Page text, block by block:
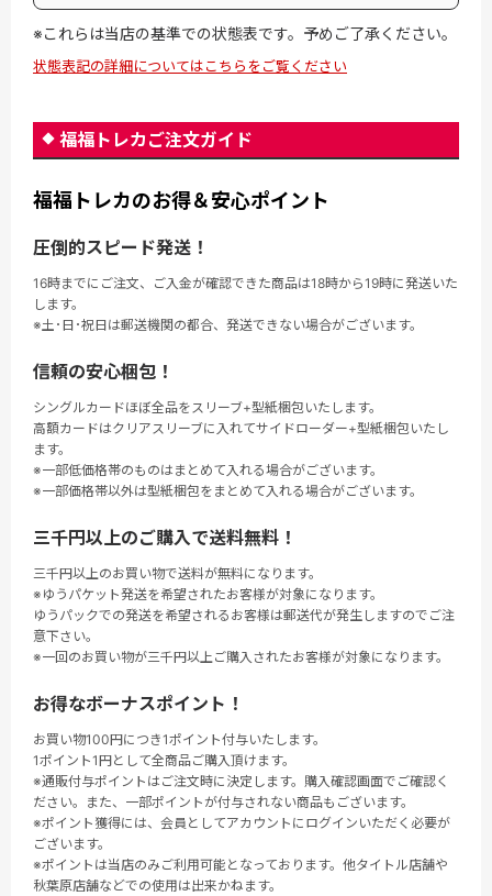
※これらは当店の基準での状態表です。予めご了承ください。
状態表記の詳細についてはこちらをご覧ください
福福トレカご注文ガイド
福福トレカのお得＆安心ポイント
圧倒的スピード発送！
16時までにご注文、ご入金が確認できた商品は18時から19時に発送いた
します。
※土･日･祝日は郵送機関の都合、発送できない場合がございます。
信頼の安心梱包！
シングルカードほぼ全品をスリーブ+型紙梱包いたします。
高額カードはクリアスリーブに入れてサイドローダー+型紙梱包いたし
ます。
※一部低価格帯のものはまとめて入れる場合がございます。
※一部価格帯以外は型紙梱包をまとめて入れる場合がございます。
三千円以上のご購入で送料無料！
三千円以上のお買い物で送料が無料になります。
※ゆうパケット発送を希望されたお客様が対象になります。
ゆうパックでの発送を希望されるお客様は郵送代が発生しますのでご注
意下さい。
※一回のお買い物が三千円以上ご購入されたお客様が対象になります。
お得なボーナスポイント！
お買い物100円につき1ポイント付与いたします。
1ポイント1円として全商品ご購入頂けます。
※通販付与ポイントはご注文時に決定します。購入確認画面でご確認く
ださい。また、一部ポイントが付与されない商品もございます。
※ポイント獲得には、会員としてアカウントにログインいただく必要が
ございます。
※ポイントは当店のみご利用可能となっております。他タイトル店舗や
秋葉原店舗などでの使用は出来かねます。